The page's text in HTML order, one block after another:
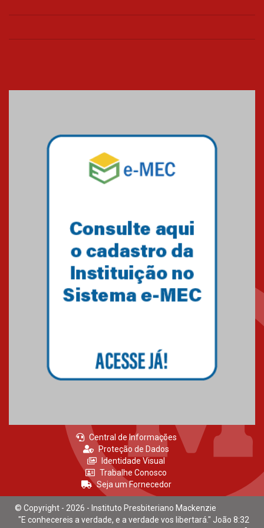
Central de Informações
Proteção de Dados
Identidade Visual
Trabalhe Conosco
Seja um Fornecedor
© Copyright - 2026 - Instituto Presbiteriano Mackenzie
"E conhecereis a verdade, e a verdade vos libertará." João 8:32